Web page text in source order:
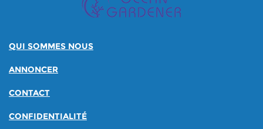
QUI SOMMES NOUS
ANNONCER
CONTACT
CONFIDENTIALITÉ